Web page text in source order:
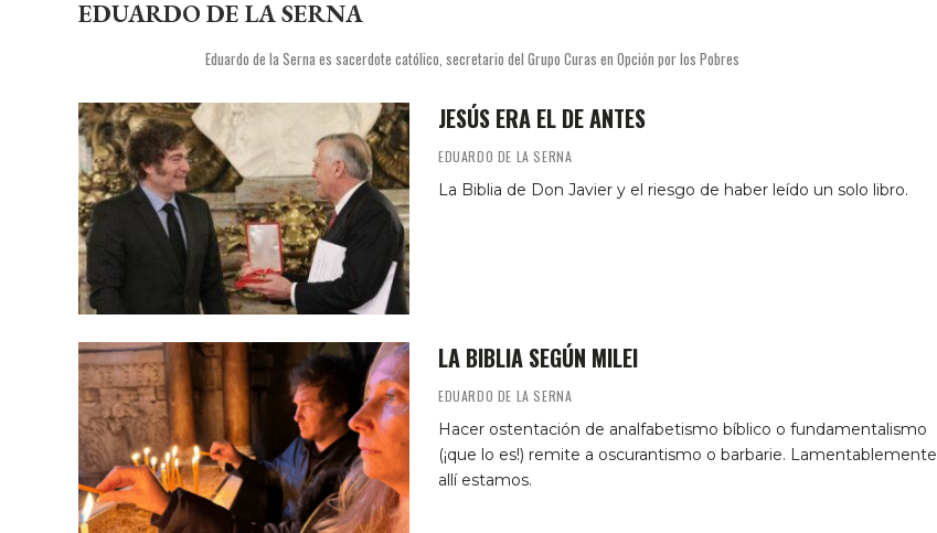
EDUARDO DE LA SERNA
Eduardo de la Serna es sacerdote católico, secretario del Grupo Curas en Opción por los Pobres
JESÚS ERA EL DE ANTES
EDUARDO DE LA SERNA
La Biblia de Don Javier y el riesgo de haber leído un solo libro.
LA BIBLIA SEGÚN MILEI
EDUARDO DE LA SERNA
Hacer ostentación de analfabetismo bíblico o fundamentalismo
(¡que lo es!) remite a oscurantismo o barbarie. Lamentablemente
allí estamos.